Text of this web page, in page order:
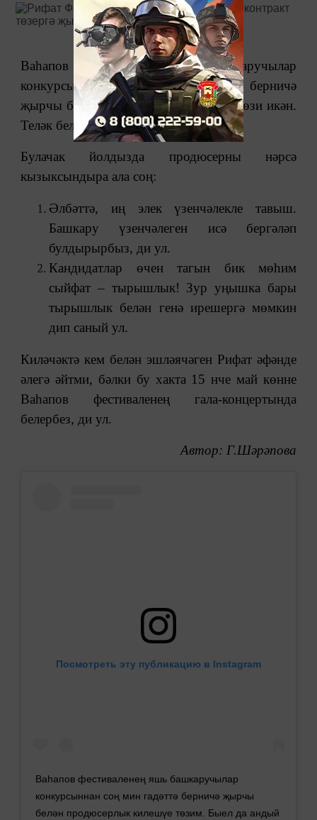
Ваһапов фестиваленең яшь башкаручылар
конкурсыннан соң Рифат Фәттахов берничә
җырчы белән продюсерлык килешүе төзи икән.
Теләк белдерүчеләр дә шактый.
Булачак йолдызда продюсерны нәрсә
кызыксындыра ала соң:
Әлбәттә, иң элек үзенчәлекле тавыш.
Башкару үзенчәлеген исә бергәләп
булдырырбыз, ди ул.
Кандидатлар өчен тагын бик мөһим
сыйфат ‒ тырышлык! Зур уңышка бары
тырышлык белән генә ирешергә мөмкин
дип саный ул.
Киләчәктә кем белән эшләячәген Рифат әфәнде
әлегә әйтми, бәлки бу хакта 15 нче май көнне
Ваһапов фестиваленең гала-концертында
белербез, ди ул.
Автор: Г.Шәрәпова
Посмотреть эту публикацию в Instagram
Ваһапов фестиваленең яшь башкаручылар
конкурсыннан соң мин гадәттә берничә җырчы
белән продюсерлык килешүе төзим. Быел да андый